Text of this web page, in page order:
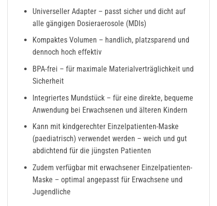
Universeller Adapter– passt sicher und dicht auf
alle gängigen Dosieraerosole (MDIs)
Kompaktes Volumen – handlich, platzsparend und
dennoch hoch effektiv
BPA-frei – für maximale Materialverträglichkeit und
Sicherheit
Integriertes Mundstück– für eine direkte, bequeme
Anwendung bei Erwachsenen und älteren Kindern
Kann mit kindgerechter Einzelpatienten-Maske
(paediatrisch) verwendet werden – weich und gut
abdichtend für die jüngsten Patienten
Zudem verfügbar mit erwachsener Einzelpatienten-
Maske – optimal angepasst für Erwachsene und
Jugendliche